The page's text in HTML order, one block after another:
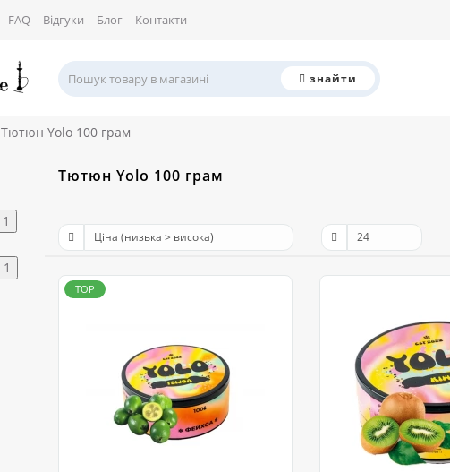
FAQ Відгуки Блог Контакти
знайти
Тютюн Yolo 100 грам
1
1
Тютюн Yolo 100 грам
TOP